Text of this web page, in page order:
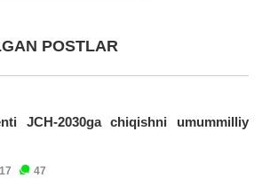
POSTLAR
JCH-2030ga chiqishni umummilliy
47